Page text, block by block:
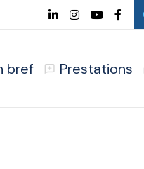
bref Prestations